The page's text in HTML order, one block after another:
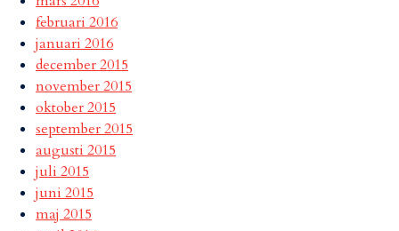
februari 2016
januari 2016
december 2015
november 2015
oktober 2015
september 2015
augusti 2015
juli 2015
juni 2015
maj 2015